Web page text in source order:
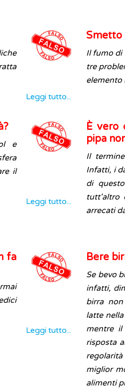
Leggi tutto...
Smetto
Il fumo di
tre
elemento
e
il
Leggi tutto...
È vero
pipa
Il
Infatti, i
di
tutt'altro
arrecati
fa
Leggi tutto...
Bere
Se bevo
infatti,
birra
latte
mentre
risposta
miglior
alimenti